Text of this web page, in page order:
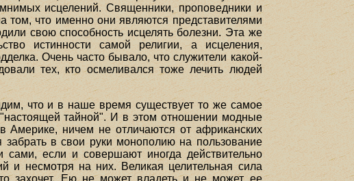
исцелений. Священники, проповедники и
том, что именно они являются представителями
свою способность исцелять болезни. Эта же
истинности самой религии, а исцеления,
Очень часто бывало, что служители какой-
тех, кто осмеливался тоже лечить людей
что и в наше время существует то же самое
"настоящей тайной". И в этом отношении модные
Америке, ничем не отличаются от африканских
в свои руки монополию на пользование
если и совершают иногда действительно
и несмотря на них. Великая целительная сила
захочет. Ею не может владеть и не может ее